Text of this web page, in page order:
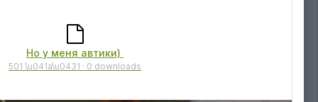
Но у меня автики)
501 \u041a\u0431 · 0 downloads